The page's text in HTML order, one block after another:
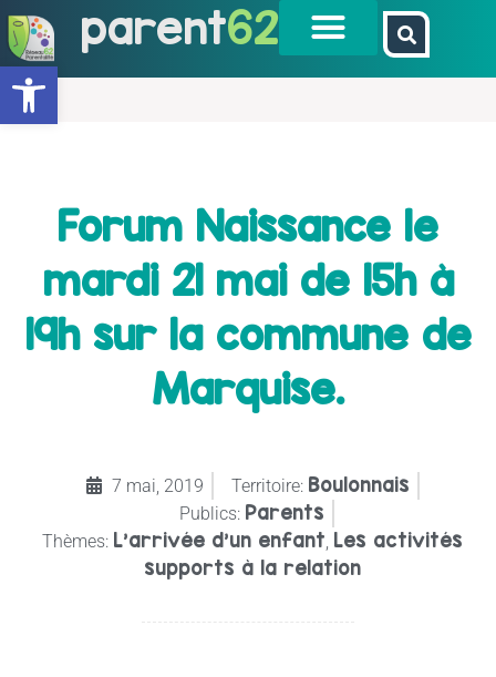
Ouvrir la barre d’outils
parent62
Forum Naissance le
mardi 21 mai de 15h à
19h sur la commune de
Marquise.
7 mai, 2019 Territoire: Boulonnais
Publics: Parents
Thèmes: L'arrivée d'un enfant Les activités
supports à la relation